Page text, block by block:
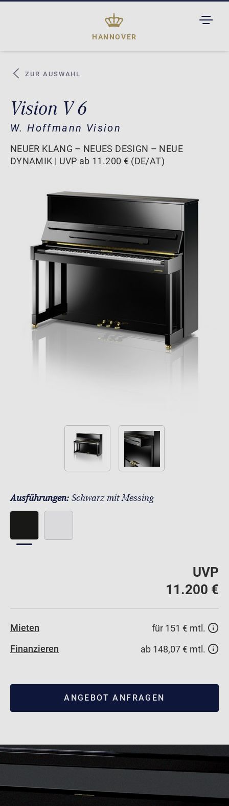
HANNOVER
ZUR AUSWAHL
Vision V 6
W. Hoffmann Vision
NEUER KLANG – NEUES DESIGN – NEUE
DYNAMIK | UVP ab 11.200 € (DE/AT)
Ausführungen: Schwarz mit Messing
UVP
11.200 €
Mieten
für 151 € mtl.
Finanzieren
ab 148,07 € mtl.
ANGEBOT ANFRAGEN